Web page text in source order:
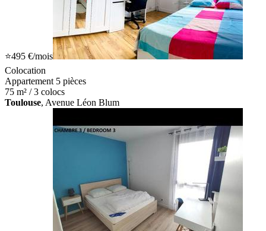
⭐495 €/mois
Colocation
Appartement 5 pièces
75 m² / 3 colocs
Toulouse, Avenue Léon Blum